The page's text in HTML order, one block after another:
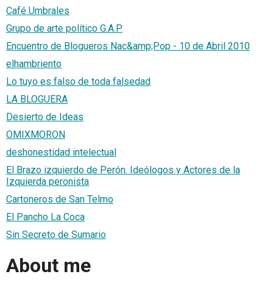
Café Umbrales
Grupo de arte político G.A.P
Encuentro de Blogueros Nac&amp;Pop - 10 de Abril 2010
elhambriento
Lo tuyo es falso de toda falsedad
LA BLOGUERA
Desierto de Ideas
OMIXMORON
deshonestidad intelectual
El Brazo izquierdo de Perón. Ideólogos y Actores de la
Izquierda peronista
Cartoneros de San Telmo
El Pancho La Coca
Sin Secreto de Sumario
About me